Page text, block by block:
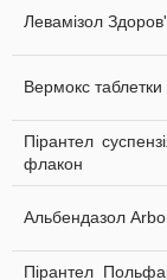
Левамізол
Вермокс
Пірантел
флакон
Альбендазол
Пірантел